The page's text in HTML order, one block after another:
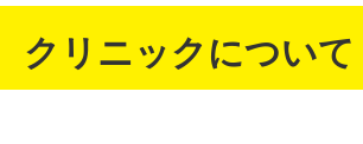
クリニックについて